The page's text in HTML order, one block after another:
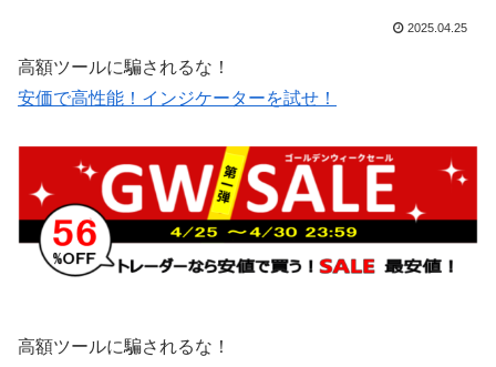
2025.04.25
高額ツールに騙されるな！
安価で高性能！インジケーターを試せ！
高額ツールに騙されるな！